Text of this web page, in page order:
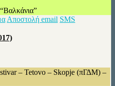
Αποστολή email SMS
– Tetovo – Skopje (πΓΔΜ) –